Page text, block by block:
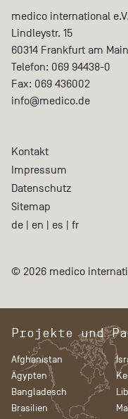
medico international e.V.
Lindleystr. 15
60314 Frankfurt am Main
Telefon: 069 94438-0
Fax: 069 436002
info@medico.de
Kontakt
Impressum
Datenschutz
Sitemap
de | en | es | fr
© 2026 medico
Projekte und
Afghanistan
Ägypten
Bangladesch
Brasilien